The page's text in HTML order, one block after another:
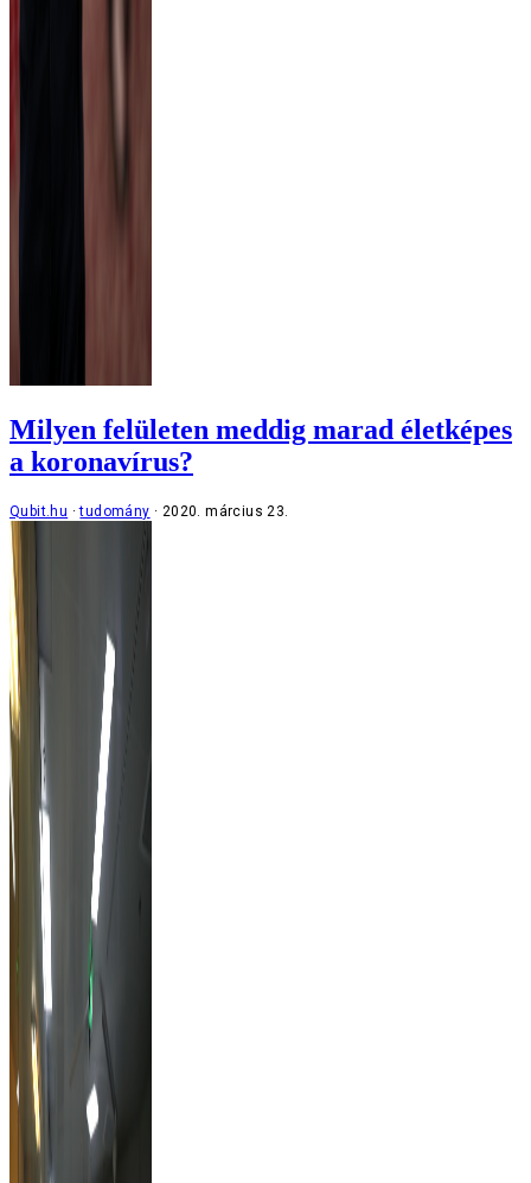
Milyen felületen meddig marad életképes
a koronavírus?
Qubit.hu tudomány 2020. március 23.